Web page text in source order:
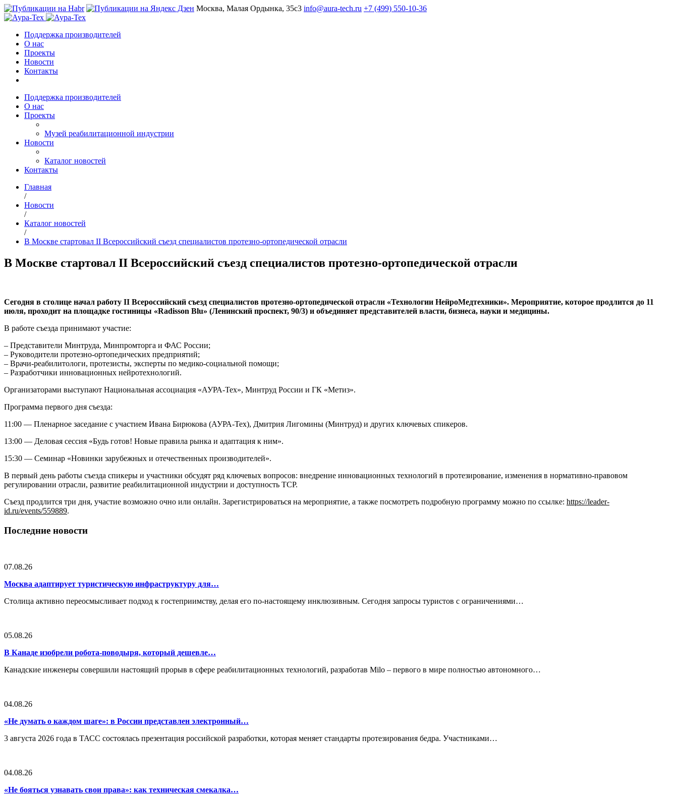
Москва, Малая Ордынка, 35с3 info@aura-tech.ru +7 (499) 550-10-36
Поддержка производителей
О нас
Проекты
Новости
Контакты
Поддержка производителей
О нас
Проекты
Музей реабилитационной индустрии
Новости
Каталог новостей
Контакты
Главная
/
Новости
/
Каталог новостей
/
В Москве стартовал II Всероссийский съезд специалистов протезно-ортопедической отрасли
В Москве стартовал II Всероссийский съезд специалистов протезно-ортопедической отрасли
Сегодня в столице начал работу II Всероссийский съезд специалистов протезно-ортопедической отрасли «Технологии НейроМедтехники». Мероприятие, которое продлится до 11
июля, проходит на площадке гостиницы «Radisson Blu» (Ленинский проспект, 90/3) и объединяет представителей власти, бизнеса, науки и медицины.
В работе съезда принимают участие:
– Представители Минтруда, Минпромторга и ФАС России;
– Руководители протезно-ортопедических предприятий;
– Врачи-реабилитологи, протезисты, эксперты по медико-социальной помощи;
– Разработчики инновационных нейротехнологий.
Организаторами выступают Национальная ассоциация «АУРА-Тех», Минтруд России и ГК «Метиз».
Программа первого дня съезда:
11:00 — Пленарное заседание с участием Ивана Бирюкова (АУРА-Тех), Дмитрия Лигомины (Минтруд) и других ключевых спикеров.
13:00 — Деловая сессия «Будь готов! Новые правила рынка и адаптация к ним».
15:30 — Семинар «Новинки зарубежных и отечественных производителей».
В первый день работы съезда спикеры и участники обсудят ряд ключевых вопросов: внедрение инновационных технологий в протезирование, изменения в нормативно-правовом
регулировании отрасли, развитие реабилитационной индустрии и доступность ТСР.
Съезд продлится три дня, участие возможно очно или онлайн. Зарегистрироваться на мероприятие, а также посмотреть подробную программу можно по ссылке: https://leader-
id.ru/events/559889.
Последние новости
07.08.26
Москва адаптирует туристическую инфраструктуру для…
Столица активно переосмысливает подход к гостеприимству, делая его по-настоящему инклюзивным. Сегодня запросы туристов с ограничениями…
05.08.26
В Канаде изобрели робота-поводыря, который дешевле…
Канадские инженеры совершили настоящий прорыв в сфере реабилитационных технологий, разработав Milo – первого в мире полностью автономного…
04.08.26
«Не думать о каждом шаге»: в России представлен электронный…
3 августа 2026 года в ТАСС состоялась презентация российской разработки, которая меняет стандарты протезирования бедра. Участниками…
04.08.26
«Не бояться узнавать свои права»: как техническая смекалка…